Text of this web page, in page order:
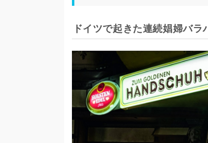
ドイツで起きた連続娼婦バ